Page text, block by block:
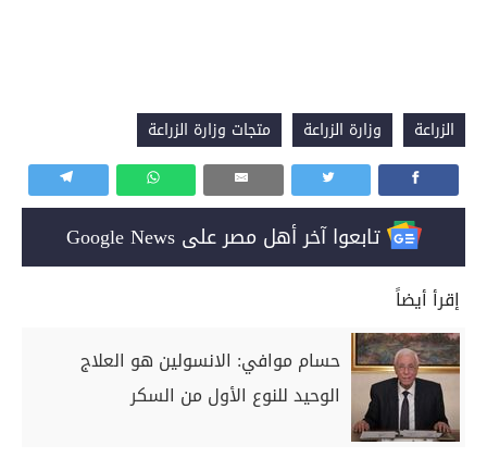
الزراعة وزارة الزراعة متجات وزارة الزراعة
تابعوا آخر أهل مصر على Google News
إقرأ أيضاً
حسام موافي: الانسولين هو العلاج
الوحيد للنوع الأول من السكر